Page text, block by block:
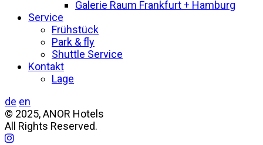
Galerie Raum Frankfurt + Hamburg
Service
Frühstück
Park & fly
Shuttle Service
Kontakt
Lage
de en
© 2025, ANOR Hotels
All Rights Reserved.